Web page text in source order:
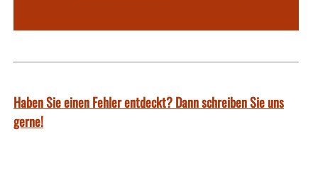
Haben Sie einen Fehler entdeckt? Dann schreiben Sie uns
gerne!